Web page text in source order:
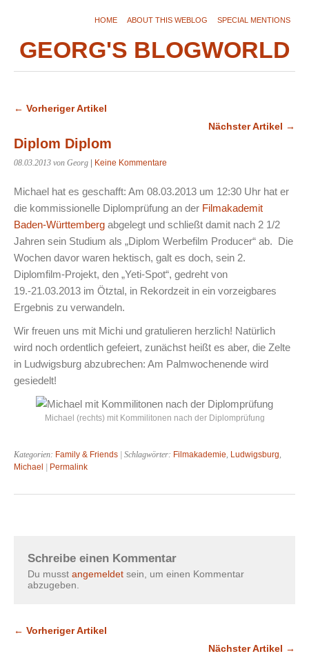
HOME ABOUT THIS WEBLOG SPECIAL MENTIONS
GEORG'S BLOGWORLD
← Vorheriger Artikel
Nächster Artikel →
Diplom Diplom
08.03.2013 von Georg Keine Kommentare
Michael hat es geschafft: Am 08.03.2013 um 12:30 Uhr hat er
die kommissionelle Diplomprüfung an der Filmakademit
Baden-Württemberg abgelegt und schließt damit nach 2 1/2
Jahren sein Studium als „Diplom Werbefilm Producer“ ab. Die
Wochen davor waren hektisch, galt es doch, sein 2.
Diplomfilm-Projekt, den „Yeti-Spot“, gedreht von
19.-21.03.2013 im Ötztal, in Rekordzeit in ein vorzeigbares
Ergebnis zu verwandeln.
Wir freuen uns mit Michi und gratulieren herzlich! Natürlich
wird noch ordentlich gefeiert, zunächst heißt es aber, die Zelte
in Ludwigsburg abzubrechen: Am Palmwochenende wird
gesiedelt!
Michael (rechts) mit Kommilitonen nach der Diplomprüfung
Kategorien: Family & Friends | Schlagwörter: Filmakademie, Ludwigsburg,
Michael
Permalink
Schreibe einen Kommentar
Du musst angemeldet sein, um einen Kommentar
abzugeben.
← Vorheriger Artikel
Nächster Artikel →